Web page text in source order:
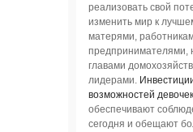
реализовать свой
изменить мир к
матерями,
предпринимателями,
главами
лидерами.
возможностей
обеспечивают
сегодня и обещают